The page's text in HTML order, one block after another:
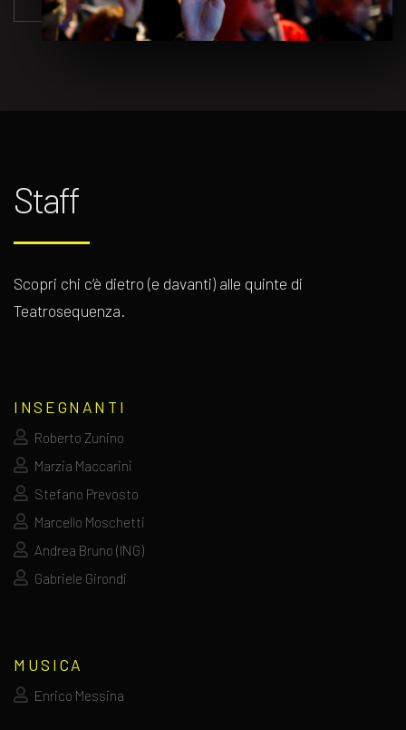
Staff
Scopri chi c’è dietro (e davanti) alle quinte di
Teatrosequenza.
INSEGNANTI
Roberto Zunino
Marzia Maccarini
Stefano Prevosto
Marcello Moschetti
Andrea Bruno (ING)
Gabriele Girondi
MUSICA
Enrico Messina